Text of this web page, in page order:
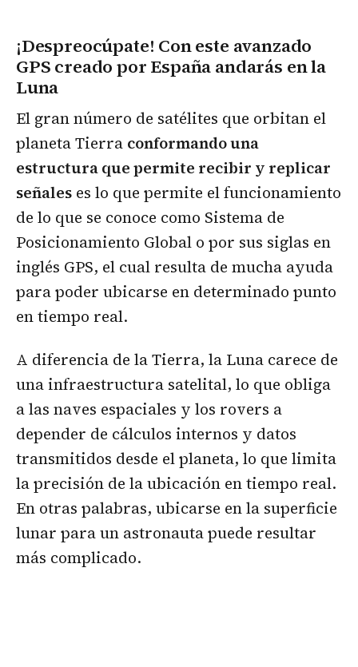
¡Despreocúpate! Con este avanzado
GPS creado por España andarás en la
Luna
El gran número de satélites que orbitan el
planeta Tierra conformando una
estructura que permite recibir y replicar
señales es lo que permite el funcionamiento
de lo que se conoce como Sistema de
Posicionamiento Global o por sus siglas en
inglés GPS, el cual resulta de mucha ayuda
para poder ubicarse en determinado punto
en tiempo real.
A diferencia de la Tierra, la Luna carece de
una infraestructura satelital, lo que obliga
a las naves espaciales y los rovers a
depender de cálculos internos y datos
transmitidos desde el planeta, lo que limita
la precisión de la ubicación en tiempo real.
En otras palabras, ubicarse en la superficie
lunar para un astronauta puede resultar
más complicado.